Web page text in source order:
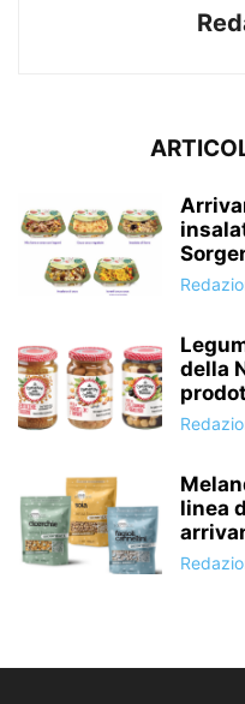
della
linea